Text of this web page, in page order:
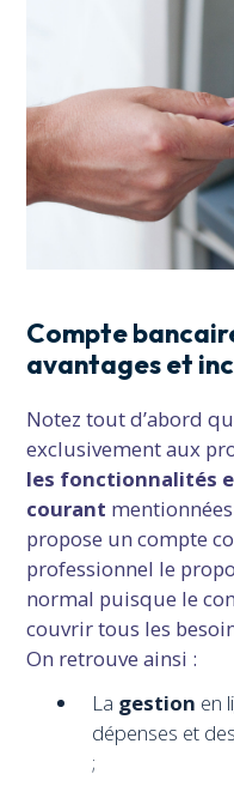
Compte
avantages et
Notez tout d’abord
exclusivement aux
les fonctionnalités
courant
propose un compte
professionnel le
normal puisque le
couvrir tous les
On retrouve ainsi :
La gestion en
dépenses et
;